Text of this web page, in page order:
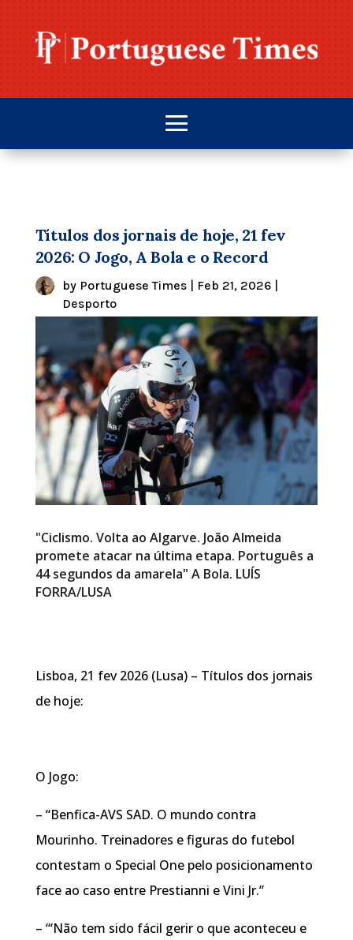
Títulos dos jornais de hoje, 21 fev
2026: O Jogo, A Bola e o Record
by Portuguese Times| Feb 21, 2026|
Desporto
"Ciclismo. Volta ao Algarve. João Almeida
promete atacar na última etapa. Português a
44 segundos da amarela" A Bola. LUÍS
FORRA/LUSA
Lisboa, 21 fev 2026 (Lusa) – Títulos dos jornais
de hoje:
O Jogo:
– “Benfica-AVS SAD. O mundo contra
Mourinho. Treinadores e figuras do futebol
contestam o Special One pelo posicionamento
face ao caso entre Prestianni e Vini Jr.”
– “‘Não tem sido fácil gerir o que aconteceu e